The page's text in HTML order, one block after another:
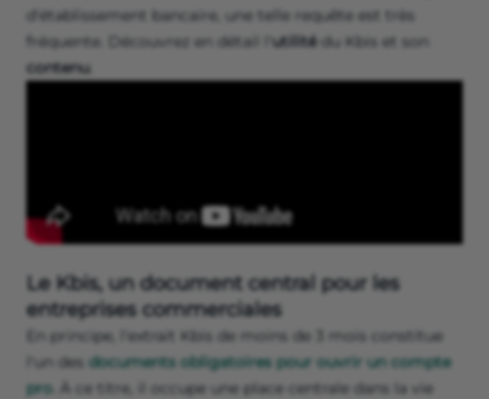
d'établissement bancaire, une telle requête est très
fréquente. Découvrez en détail l' utilité du Kbis et son
contenu.
Le Kbis, un document central pour les
entreprises commerciales
En principe, l'extrait Kbis de moins de 3 mois constitue
l'un des documents obligatoires pour ouvrir un compte
pro . À ce titre, il occupe une place centrale dans la vie